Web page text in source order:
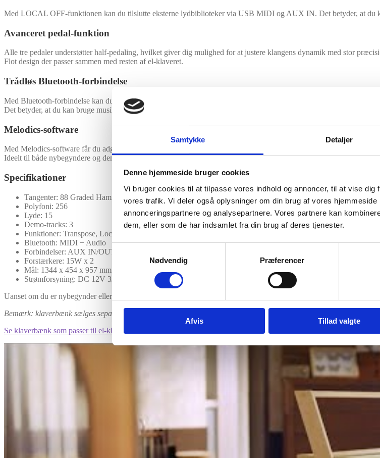
Samtykke Detaljer
Denne hjemmeside bruger cookies
Vi bruger cookies til at tilpasse vores indhold og annoncer, til at vise
vores trafik. Vi deler også oplysninger om din brug af vores
annonceringspartnere og analysepartnere. Vores partnere kan
dem, eller som de har indsamlet fra din brug af deres tjenester.
Samtykkevalg
Nødvendig
Præferencer
Afvis Tillad valgte
Med LOCAL OFF-funktionen kan du tilslutte eksterne lydbiblioteker via USB MIDI og AUX IN. Det betyder, at du
Avanceret pedal-funktion
Alle tre pedaler understøtter half-pedaling, hvilket giver dig mulighed for at justere klangens dynamik med stor
Flot design der passer sammen med resten af el-klaveret.
Trådløs Bluetooth-forbindelse
Med Bluetooth-forbindelse kan du nemt koble klaveret sammen med en smartphone, tablet eller computer.
Det betyder, at du kan bruge musik-apps til at lære at spille, optage dine sange eller spille sammen med
Melodics-software
Med Melodics-software får du adgang til interaktive lektioner og øvelser, der hjælper dig med at udvikle dine
Ideelt til både nybegyndere og dem, der vil tage deres spil til næste niveau.
Specifikationer
Tangenter: 88 Graded Hammer Standard Keybed
Polyfoni: 256
Lyde: 15
Demo-tracks: 3
Funktioner: Transpose, Local-Off
Bluetooth: MIDI + Audio
Forbindelser: AUX IN/OUT, USB MIDI, HEADPHONE, SUSTAIN, TRE-PEDAL (Half Pedal)
Forstærkere: 15W x 2
Mål: 1344 x 454 x 957 mm
Strømforsyning: DC 12V 3A
Uanset om du er nybegynder eller erfaren pianist, giver Donner Oura R300 dig en autentisk klaveroplevelse i et
Bemærk: klaverbænk sælges separat
Se klaverbænk som passer til el-klaveret her